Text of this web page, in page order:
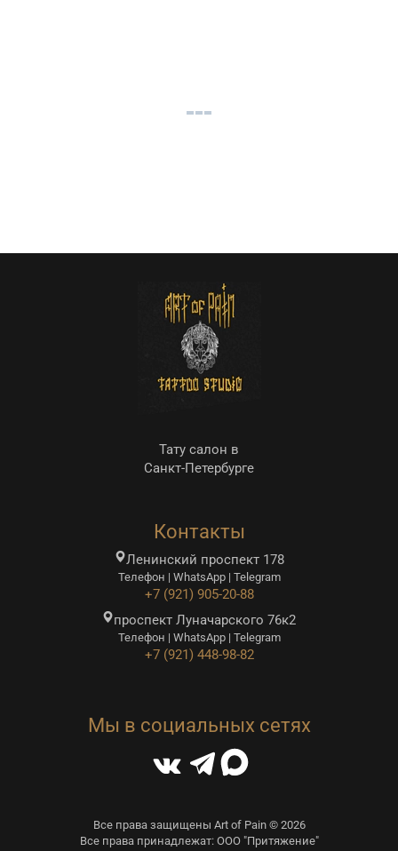
Тату салон в
Санкт-Петербурге
Контакты
Ленинский проспект 178
Телефон | WhatsApp | Telegram
+7 (921) 905-20-88
проспект Луначарского 76к2
Телефон | WhatsApp | Telegram
+7 (921) 448-98-82
Мы в социальных сетях
Все права защищены Art of Pain © 2026
Все права принадлежат: ООО "Притяжение"